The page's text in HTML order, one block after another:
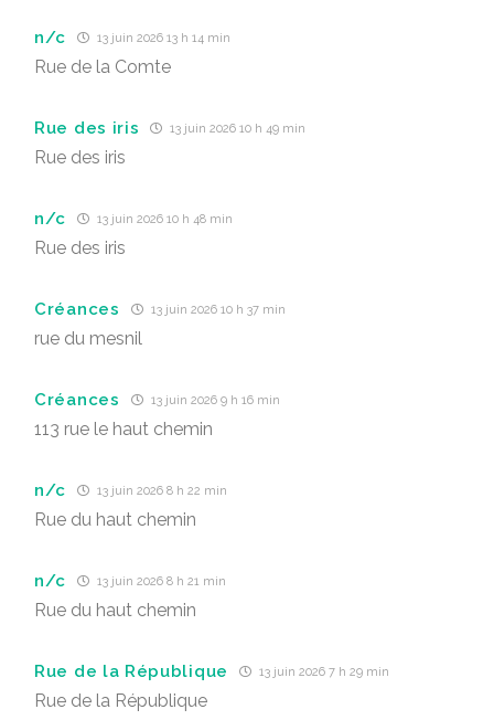
n/c 13 juin 2026 13 h 14 min
Rue de la Comte
Rue des iris 13 juin 2026 10 h 49 min
Rue des iris
n/c 13 juin 2026 10 h 48 min
Rue des iris
Créances 13 juin 2026 10 h 37 min
rue du mesnil
Créances 13 juin 2026 9 h 16 min
113 rue le haut chemin
n/c 13 juin 2026 8 h 22 min
Rue du haut chemin
n/c 13 juin 2026 8 h 21 min
Rue du haut chemin
Rue de la République 13 juin 2026 7 h 29 min
Rue de la République